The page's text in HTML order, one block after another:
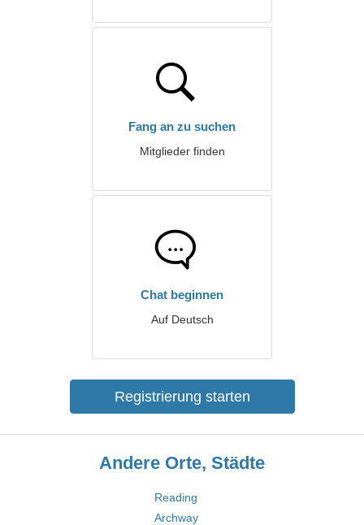
Fang an zu suchen
Mitglieder finden
Chat beginnen
Auf Deutsch
Registrierung starten
Andere Orte, Städte
Reading
Archway